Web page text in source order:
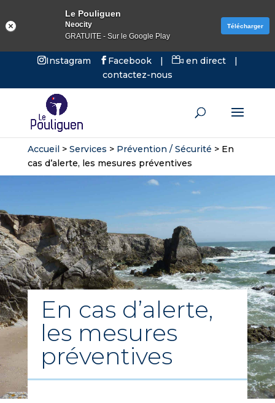
Instagram Facebook | en direct
|
contactez-nous
Accueil> Services > Prévention / Sécurité > En
cas d’alerte, les mesures préventives
En cas d’alerte,
les mesures
préventives
Le Pouliguen
Neocity
GRATUITE - Sur le Google Play
Télécharger